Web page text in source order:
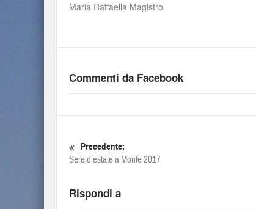
Maria Raffaella Magistro
Commenti da Facebook
Precedente:
Sere d estate a Monte 2017
Rispondi a